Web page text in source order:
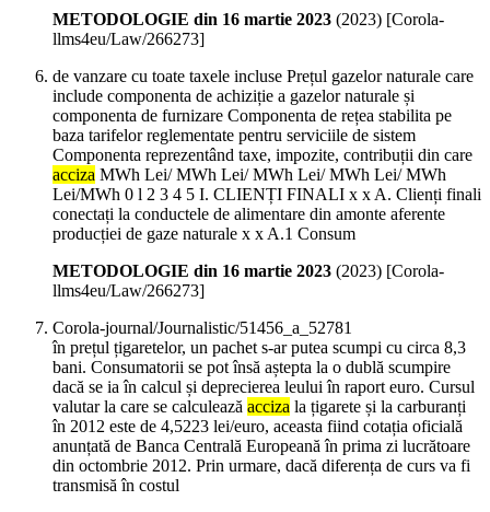
METODOLOGIE din 16 martie 2023 (2023) [Corola-
llms4eu/Law/266273]
de vanzare cu toate taxele incluse Prețul gazelor naturale care
include componenta de achiziție a gazelor naturale și
componenta de furnizare Componenta de rețea stabilita pe
baza tarifelor reglementate pentru serviciile de sistem
Componenta reprezentând taxe, impozite, contribuții din care
acciza MWh Lei/ MWh Lei/ MWh Lei/ MWh Lei/ MWh
Lei/MWh 0 l 2 3 4 5 I. CLIENȚI FINALI x x A. Clienți finali
conectați la conductele de alimentare din amonte aferente
producției de gaze naturale x x A.1 Consum
METODOLOGIE din 16 martie 2023 (2023) [Corola-
llms4eu/Law/266273]
Corola-journal/Journalistic/51456_a_52781
în prețul țigaretelor, un pachet s-ar putea scumpi cu circa 8,3
bani. Consumatorii se pot însă aștepta la o dublă scumpire
dacă se ia în calcul și deprecierea leului în raport euro. Cursul
valutar la care se calculează acciza la țigarete și la carburanți
în 2012 este de 4,5223 lei/euro, aceasta fiind cotația oficială
anunțată de Banca Centrală Europeană în prima zi lucrătoare
din octombrie 2012. Prin urmare, dacă diferența de curs va fi
transmisă în costul